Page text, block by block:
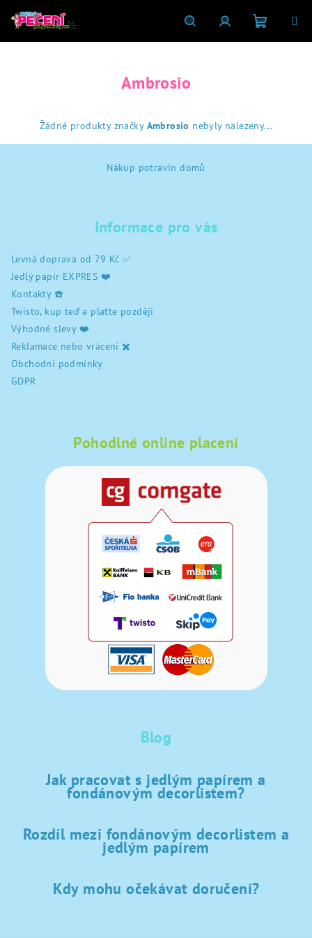
HledatPřihlášeníNákupní
Ambrosio
Žádné produkty značky Ambrosio nebyly nalezeny...
Nákup potravin domů
Informace pro vás
Levná doprava od 79 Kč ✅
Jedlý papír EXPRES ❤️
Kontakty ☎️
Twisto, kup teď a plaťte později
Výhodné slevy ❤️
Reklamace nebo vrácení ✖️
Obchodní podmínky
GDPR
Pohodlné online placení
Blog
Jak pracovat s jedlým papírem a
fondánovým decorlistem?
Rozdíl mezi fondánovým decorlistem a
jedlým papírem
Kdy mohu očekávat doručení?